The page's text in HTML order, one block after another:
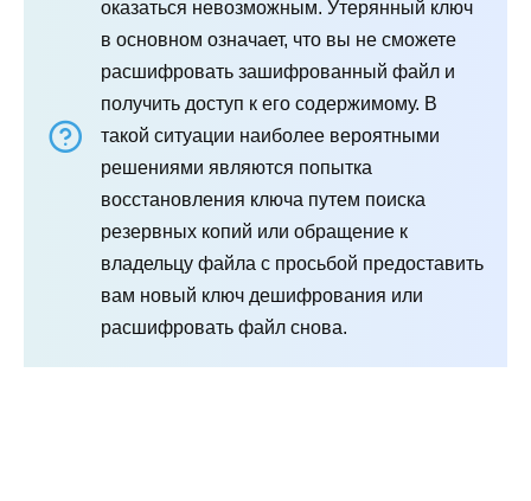
оказаться невозможным. Утерянный ключ
в основном означает, что вы не сможете
расшифровать зашифрованный файл и
получить доступ к его содержимому. В
такой ситуации наиболее вероятными
решениями являются попытка
восстановления ключа путем поиска
резервных копий или обращение к
владельцу файла с просьбой предоставить
вам новый ключ дешифрования или
расшифровать файл снова.